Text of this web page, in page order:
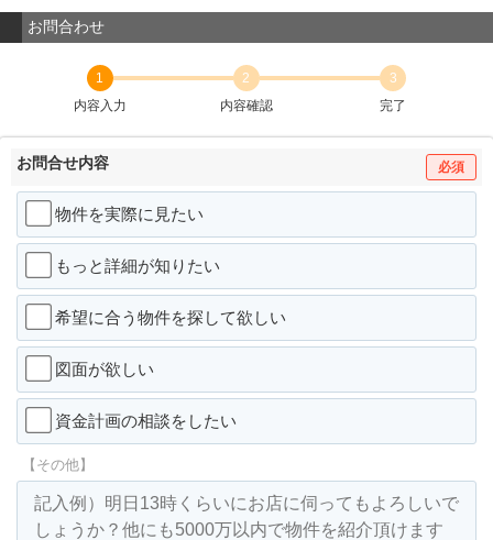
お問合わせ
1
内容入力
2
内容確認
3
完了
お問合せ内容 必須
物件を実際に見たい
もっと詳細が知りたい
希望に合う物件を探して欲しい
図面が欲しい
資金計画の相談をしたい
【その他】